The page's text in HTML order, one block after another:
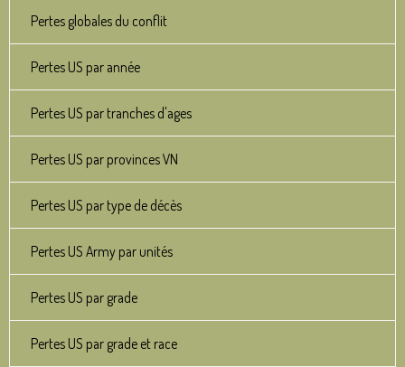
Pertes globales du conflit
Pertes US par année
Pertes US par tranches d'ages
Pertes US par provinces VN
Pertes US par type de décès
Pertes US Army par unités
Pertes US par grade
Pertes US par grade et race